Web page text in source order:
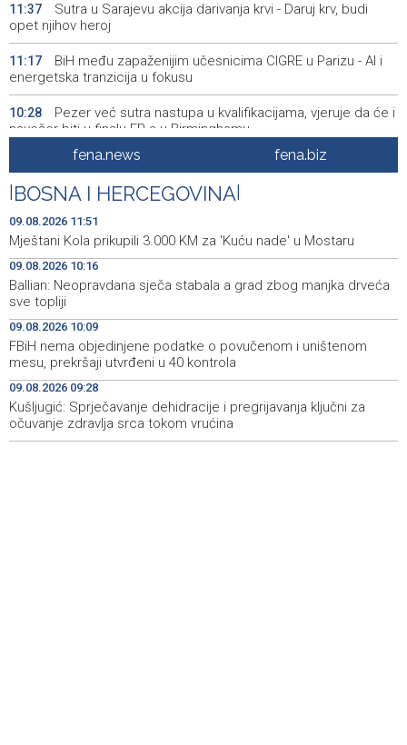
11:37
Sutra u Sarajevu akcija darivanja krvi - Daruj krv, budi
opet njihov heroj
11:17
BiH među zapaženijim učesnicima CIGRE u Parizu - AI i
energetska tranzicija u fokusu
10:28
Pezer već sutra nastupa u kvalifikacijama, vjeruje da će i
navečer biti u finalu EP-a u Birminghamu
Ballian: Neopravdana sječa stabala a grad zbog manjka
drveća sve topliji
10:09
FBiH nema objedinjene podatke o povučenom i
uništenom mesu, prekršaji utvrđeni u 40 kontrola
10:03
Marija Šerifović pred više hiljada posjetitelja na Piroti
zatvorila 'Dane dijaspore 2026' u Travniku
09:28
Kušljugić: Sprječavanje dehidracije i pregrijavanja ključni
09:27
U jami 'Raspotočje' petu noć prenoćilo devet zeničkih
rudara
09:20
Gosti iz regiona okupirali Jahorinu, mnogi zbog popusta
umjesto mora izabrali planinu
fena.news fena.biz
BOSNA I HERCEGOVINA
09.08.2026 11:51
Mještani Kola prikupili 3.000 KM za 'Kuću nade' u Mostaru
09.08.2026 10:16
Ballian: Neopravdana sječa stabala a grad zbog manjka drveća
sve topliji
09.08.2026 10:09
FBiH nema objedinjene podatke o povučenom i uništenom
mesu, prekršaji utvrđeni u 40 kontrola
09.08.2026 09:28
Kušljugić: Sprječavanje dehidracije i pregrijavanja ključni za
očuvanje zdravlja srca tokom vrućina